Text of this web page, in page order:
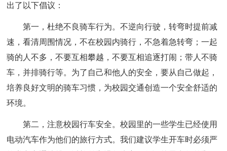
出了以下倡议：
第一，杜绝不良骑车行为。不逆向行驶，转弯时提前减
速，看清周围情况，不在校园内骑行，不急着急转弯；一起
骑的人不多，不要互相攀越，不要互相追逐打闹；带人不骑
车，并排骑行等。为了自己和他人的安全，要从自己做起，
培养良好文明的骑车习惯，为校园交通创造一个安全舒适的
环境。
第二，注意校园行车安全。校园里的一些学生已经使用
电动汽车作为他们的旅行方式。我们建议学生开车时必须严